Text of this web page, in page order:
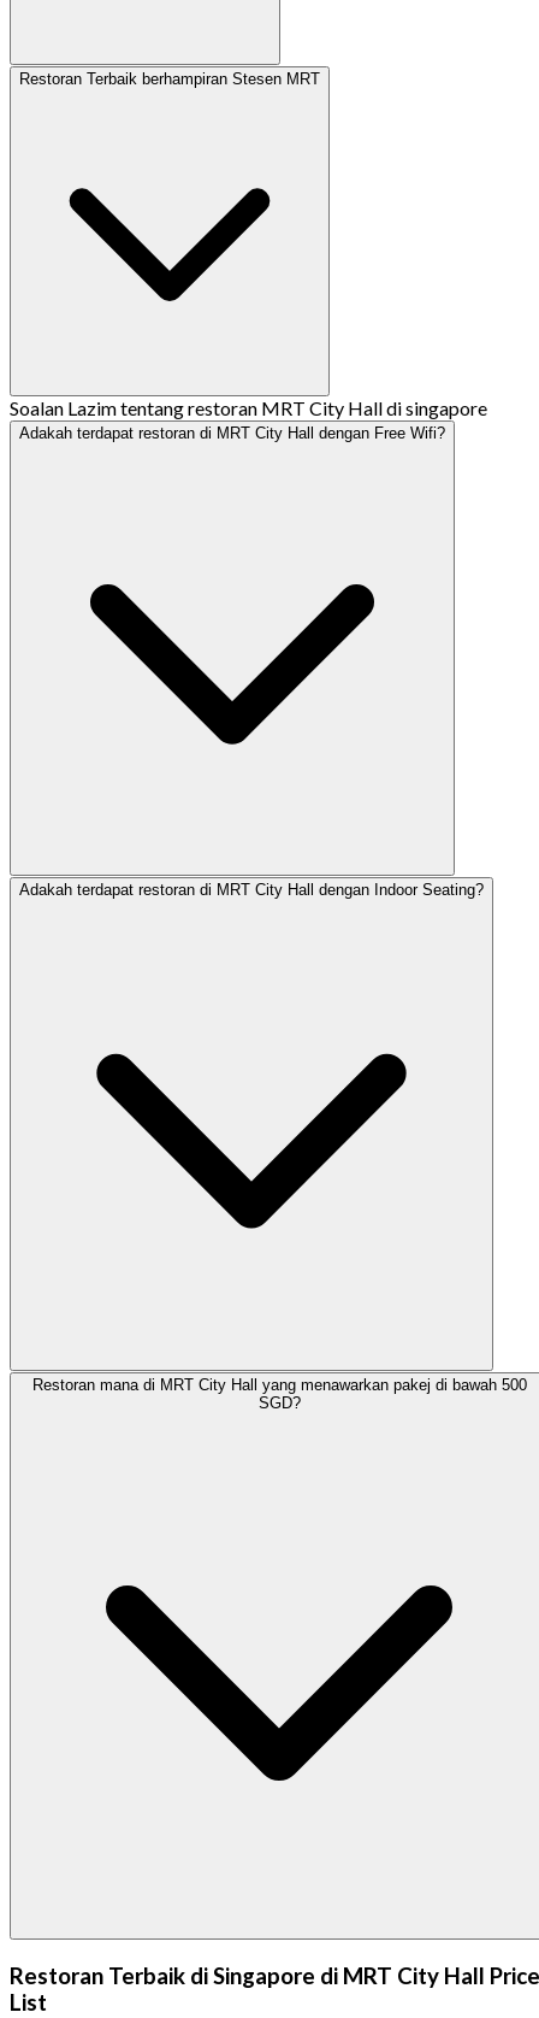
Restoran Terbaik berhampiran Stesen MRT
Soalan Lazim tentang restoran MRT City Hall di singapore
Adakah terdapat restoran di MRT City Hall dengan Free Wifi?
Adakah terdapat restoran di MRT City Hall dengan Indoor Seating?
Restoran mana di MRT City Hall yang menawarkan pakej di bawah 500
SGD?
Restoran Terbaik di Singapore di MRT City Hall Price
List